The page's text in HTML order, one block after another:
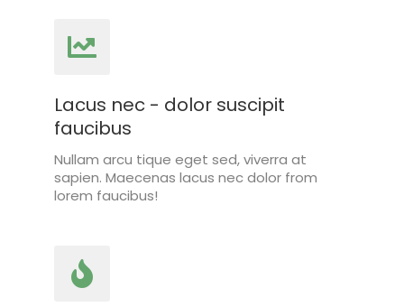
Lacus nec - dolor suscipit
faucibus
Nullam arcu tique eget sed, viverra at
sapien. Maecenas lacus nec dolor from
lorem faucibus!